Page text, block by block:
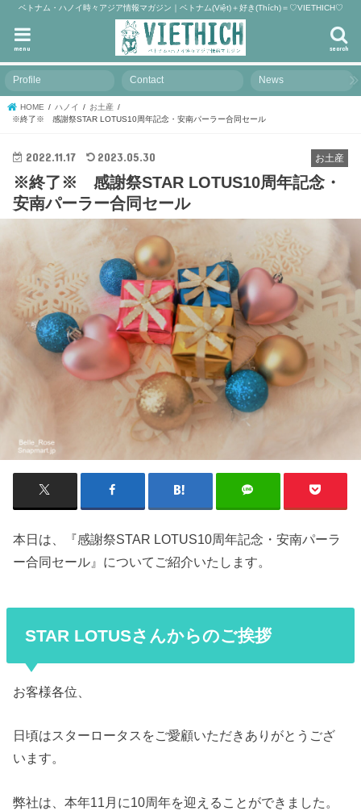
ベトナム・ハノイ時々アジア情報マガジン｜ベトナム(Việt)＋好き(Thích)＝♡VIETHICH♡
search
menu
Profile Contact News
HOME ハノイ
お土産
※終了※ 感謝祭STAR LOTUS10周年記念・安南パーラー合同セール
お土産
2022.11.17 2023.05.30
※終了※ 感謝祭STAR LOTUS10周年記念・
安南パーラー合同セール
本日は、『感謝祭STAR LOTUS10周年記念・安南パーラ
ー合同セール』についてご紹介いたします。
STAR LOTUSさんからのご挨拶
お客様各位、
日頃はスターロータスをご愛顧いただきありがとうござ
います。
弊社は、本年11月に10周年を迎えることができました。